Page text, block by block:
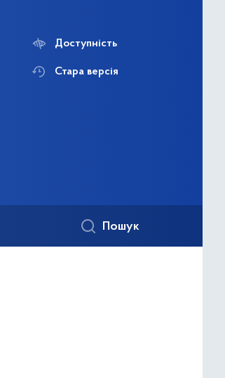
Доступність
Стара версія
Пошук